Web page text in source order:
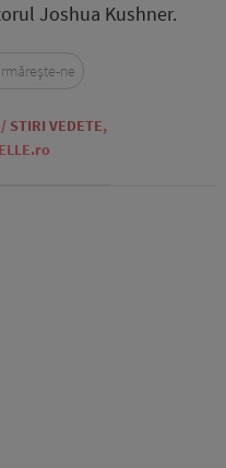
Joshua Kushner.
/ STIRI VEDETE,
ELLE.ro
ne